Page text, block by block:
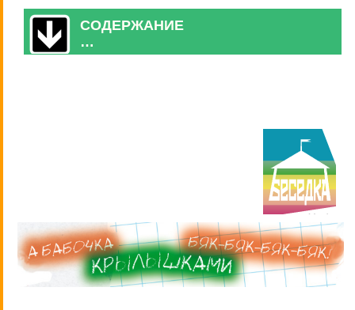
СОДЕРЖАНИЕ
…